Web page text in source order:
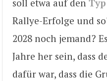
soll etwa auf den
Rallye-Erfolge und
2028 noch jemand?
Jahre her sein, dass
dafür war, dass die